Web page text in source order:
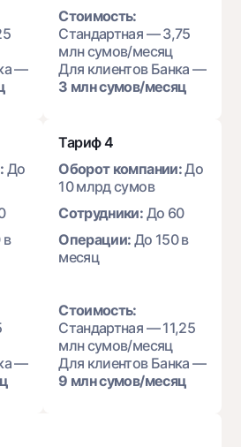
—
Стоимость:
Стандартная — 3,75
млн сумов/месяц
Для клиентов Банка —
3 млн сумов/месяц
До
в
—
Тариф 4
Оборот компании:До
10 млрд сумов
Сотрудники: До 60
Операции: До 150 в
месяц
Стоимость:
Стандартная — 11,25
млн сумов/месяц
Для клиентов Банка —
9 млн сумов/месяц